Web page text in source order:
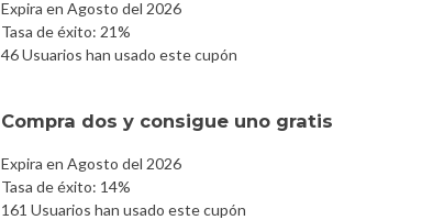
Expira en Agosto del 2026
Tasa de éxito: 21%
46 Usuarios han usado este cupón
Compra dos y consigue uno gratis
Expira en Agosto del 2026
Tasa de éxito: 14%
161 Usuarios han usado este cupón